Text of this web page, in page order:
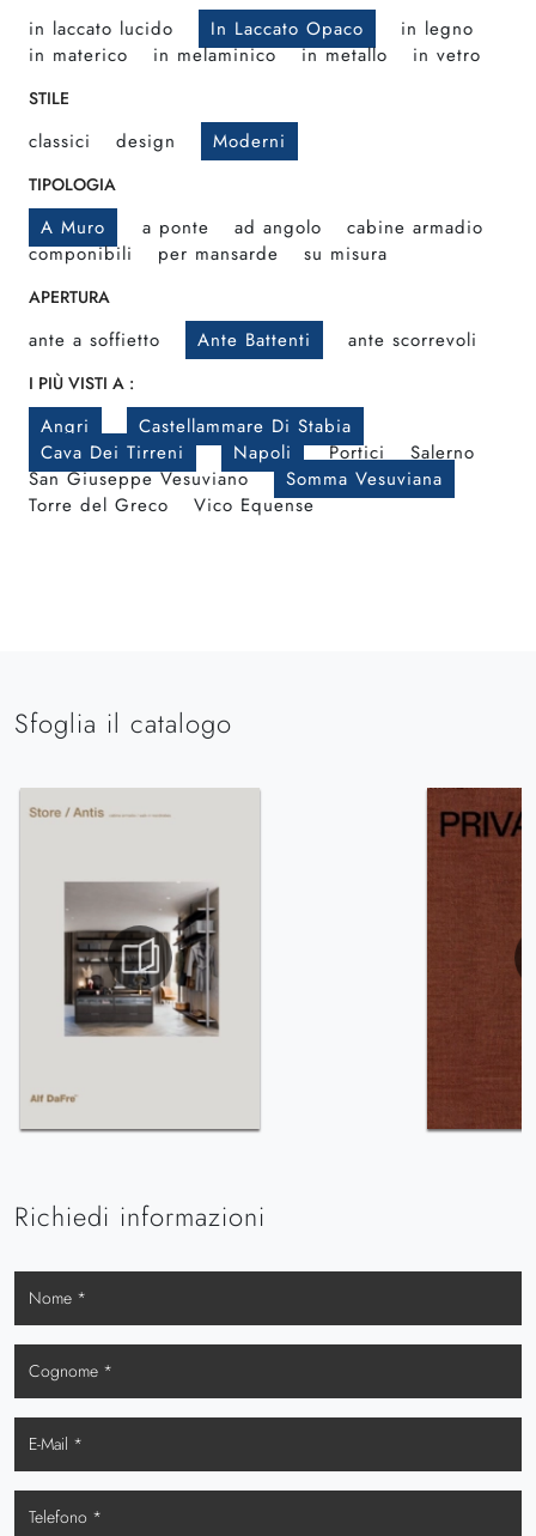
in laccato lucido In Laccato Opaco
in legno
in materico
in melaminico in metallo in vetro
STILE
classici design Moderni
TIPOLOGIA
A Muro a ponte ad angolo
cabine armadio
componibili
per mansarde su misura
APERTURA
ante a soffietto Ante Battenti ante scorrevoli
I PIÙ VISTI A :
Angri
Castellammare Di Stabia
Cava Dei Tirreni
Napoli Portici
Salerno
San Giuseppe Vesuviano
Somma Vesuviana
Torre del Greco
Vico Equense
Sfoglia il catalogo
Richiedi informazioni